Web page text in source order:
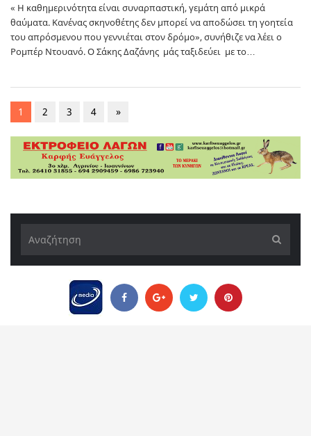
« Η καθημερινότητα είναι συναρπαστική, γεμάτη από μικρά
θαύματα. Κανένας σκηνοθέτης δεν μπορεί να αποδώσει τη γοητεία
του απρόσμενου που γεννιέται στον δρόμο», συνήθιζε να λέει ο
Ρομπέρ Ντουανό. Ο Σάκης Δαζάνης μάς ταξιδεύει με το…
1 2 3 4 »